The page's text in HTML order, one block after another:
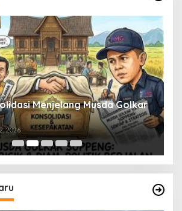
Menjelang Musda Golkar
2026